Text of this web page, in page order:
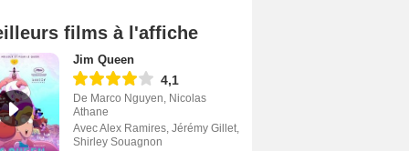
films à l'affiche
Jim Queen
4,1
De Marco Nguyen, Nicolas
Athane
Avec Alex Ramires, Jérémy Gillet,
Shirley Souagnon